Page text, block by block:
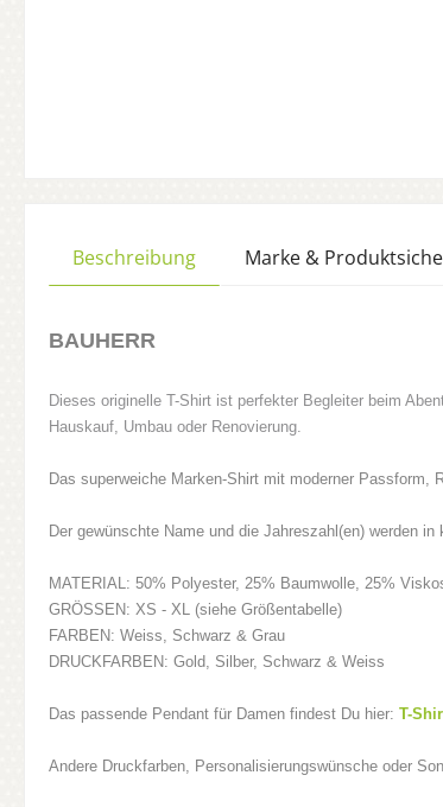
Beschreibung Marke &
BAUHERR
Dieses originelle T-Shirt ist perfekter Begleiter beim
Hauskauf, Umbau oder Renovierung.
Das superweiche Marken-Shirt mit moderner Passform,
Der gewünschte Name und die Jahreszahl(en) werden in
MATERIAL: 50% Polyester, 25% Baumwolle, 25%
GRÖSSEN: XS - XL (siehe Größentabelle)
FARBEN: Weiss, Schwarz & Grau
DRUCKFARBEN: Gold, Silber, Schwarz & Weiss
Das passende Pendant für Damen findest Du hier: T-
Andere Druckfarben, Personalisierungswünsche oder